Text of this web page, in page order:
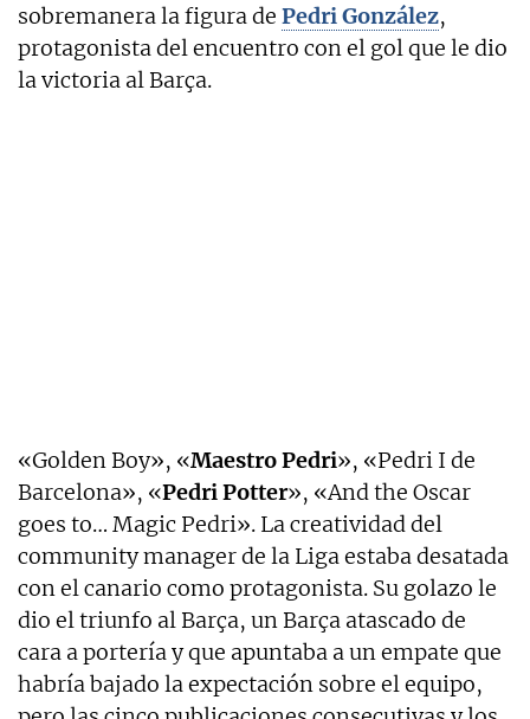
sobremanera la figura de Pedri González,
protagonista del encuentro con el gol que le dio
la victoria al Barça.
«Golden Boy», «Maestro Pedri», «Pedri I de
Barcelona», «Pedri Potter», «And the Oscar
goes to… Magic Pedri». La creatividad del
community manager de la Liga estaba desatada
con el canario como protagonista. Su golazo le
dio el triunfo al Barça, un Barça atascado de
cara a portería y que apuntaba a un empate que
habría bajado la expectación sobre el equipo,